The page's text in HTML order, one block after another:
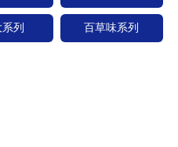
列 百草味系列